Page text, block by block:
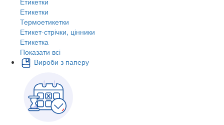
Етикетки
Термоетикетки
Етикет-стрічки, цінники
Етикетка
Показати всі
Вироби з паперу